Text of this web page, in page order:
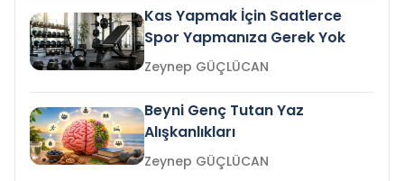
Kas Yapmak İçin Saatlerce
Spor Yapmanıza Gerek Yok
Zeynep GÜÇLÜCAN
Beyni Genç Tutan Yaz
Alışkanlıkları
Zeynep GÜÇLÜCAN